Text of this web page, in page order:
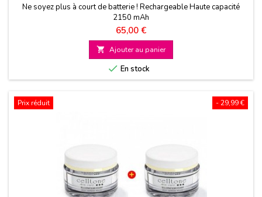
Ne soyez plus à court de batterie ! Rechargeable Haute capacité
2150 mAh
Prix
65,00 €
 Ajouter au panier
 En stock
- 29,99 €
Prix réduit